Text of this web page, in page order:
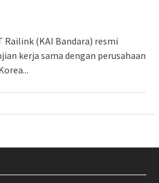
Railink (KAI Bandara) resmi
kerja sama dengan perusahaan